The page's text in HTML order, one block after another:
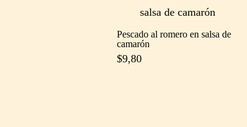
Pescado al romero en salsa de
camarón
$9,80